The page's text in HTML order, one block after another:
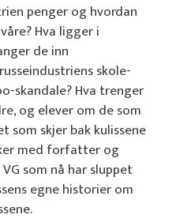
penger og hvordan
Hva ligger i
de inn
skole-
skandale? Hva trenger
og elever om de som
som skjer bak kulissene
med forfatter og
som nå har sluppet
egne historier om